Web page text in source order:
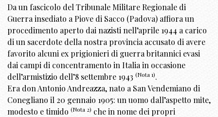
Da un fascicolo del Tribunale Militare Regionale di
Guerra insediato a Piove di Sacco (Padova) affiora un
procedimento aperto dai nazisti nell’aprile 1944 a carico
di un sacerdote della nostra provincia accusato di avere
favorito alcuni ex prigionieri di guerra britannici evasi
dai campi di concentramento in Italia in occasione
dell’armistizio dell’8 settembre 1943 (Nota 1).
Era don Antonio Andreazza, nato a San Vendemiano di
Conegliano il 20 gennaio 1905: un uomo dall’aspetto mite,
modesto e timido (Nota 2) che in nome dei propri